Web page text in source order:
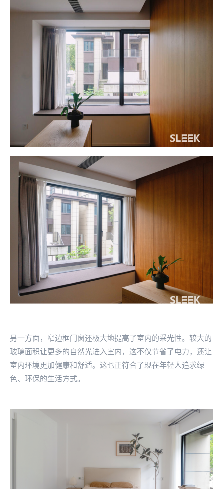
另一方面，窄边框门窗还极大地提高了室内的采光性。较大的
玻璃面积让更多的自然光进入室内，这不仅节省了电力，还让
室内环境更加健康和舒适。这也正符合了现在年轻人追求绿
色、环保的生活方式。